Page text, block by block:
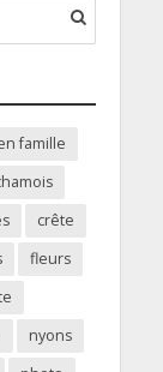
famille
crête
fleurs
nyons